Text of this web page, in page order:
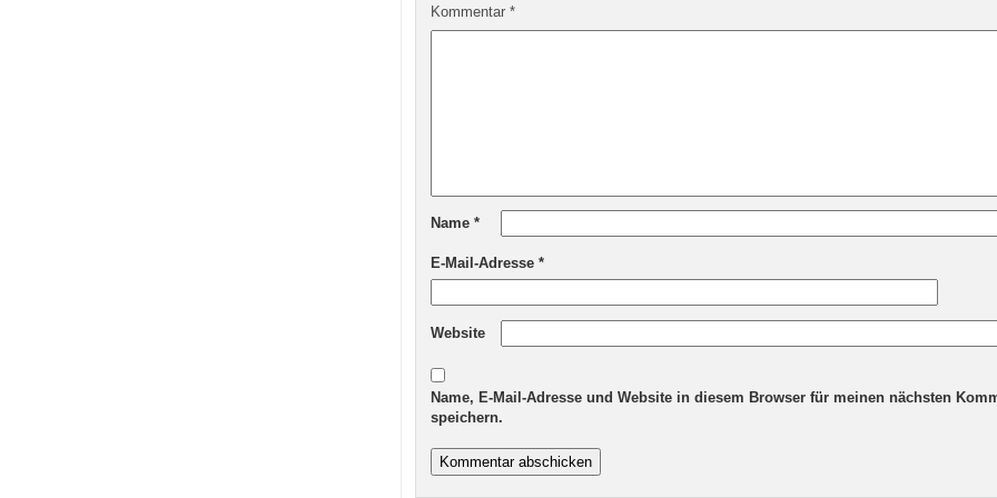
Kommentar*
Name*
E-Mail-Adresse*
Website
Name, E-Mail-Adresse und Website in diesem Browser für meinen nächsten
speichern.